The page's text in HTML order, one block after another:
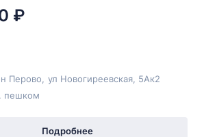
₽
Перово ул Новогиреевская , 5Ак2
пешком
Подробнее